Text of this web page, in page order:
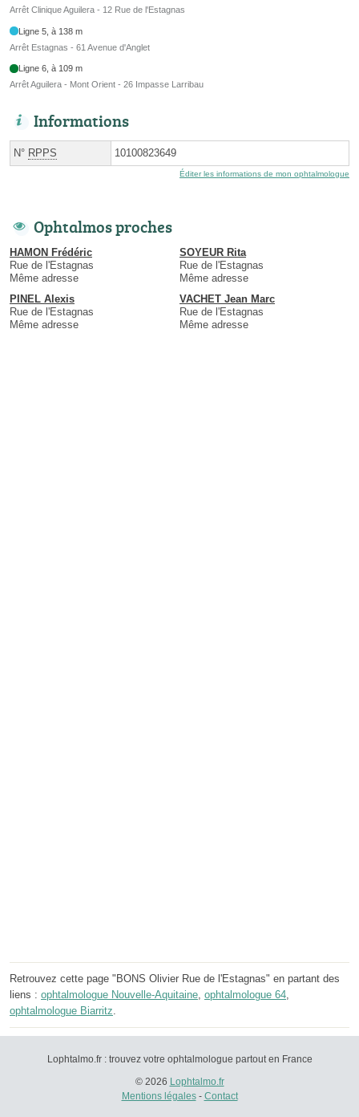
Arrêt Clinique Aguilera - 12 Rue de l'Estagnas
Ligne 5, à 138 m
Arrêt Estagnas - 61 Avenue d'Anglet
Ligne 6, à 109 m
Arrêt Aguilera - Mont Orient - 26 Impasse Larribau
Informations
N° RPPS 10100823649
Éditer les informations de mon ophtalmologue
Ophtalmos proches
HAMON Frédéric
Rue de l'Estagnas
Même adresse
SOYEUR Rita
Rue de l'Estagnas
Même adresse
PINEL Alexis
Rue de l'Estagnas
Même adresse
VACHET Jean Marc
Rue de l'Estagnas
Même adresse
Retrouvez cette page "BONS Olivier Rue de l'Estagnas" en partant des
liens : ophtalmologue Nouvelle-Aquitaine, ophtalmologue 64,
ophtalmologue Biarritz.
Lophtalmo.fr : trouvez votre ophtalmologue partout en France
© 2026 Lophtalmo.fr
Mentions légales- Contact